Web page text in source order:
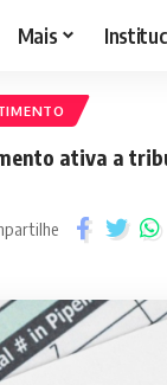
Mais
ativa a